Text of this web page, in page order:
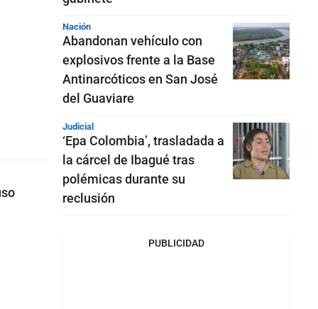
Nación
Abandonan vehículo con
explosivos frente a la Base
Antinarcóticos en San José
del Guaviare
Judicial
‘Epa Colombia’, trasladada a
la cárcel de Ibagué tras
polémicas durante su
reclusión
PUBLICIDAD